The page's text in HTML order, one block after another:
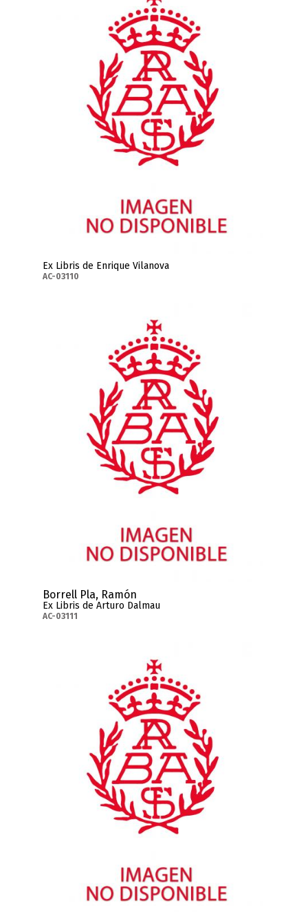
Ex Libris de Enrique Vilanova
AC-03110
Borrell Pla, Ramón
Ex Libris de Arturo Dalmau
AC-03111